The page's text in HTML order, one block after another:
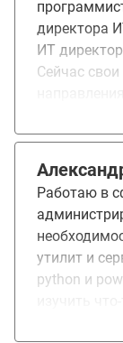
дальше.
директора
ИТ
Сейчас
рынков. Начал самостоятельно изучать, но
что самое
точно
Нравится
в то же
Работаю в
утилит и
python и